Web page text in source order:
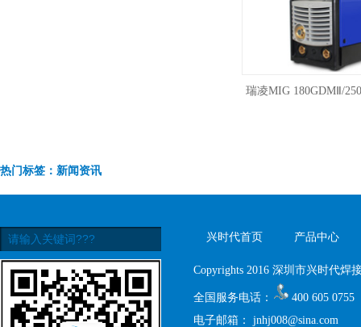
瑞凌MIG 180GDMⅡ/
热门标签：新闻资讯
兴时代首页 产品中心
Copyrights 2016 深圳市兴时代焊
全国服务电话：
400 605 0755
电子邮箱： jnhj008@sina.com